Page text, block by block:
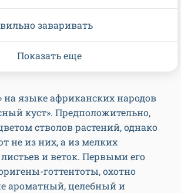
на языке африканских народов
куст». Предположительно,
стволов растений, однако
не из них, а из мелких
и веток. Первыми его
готтентоты, охотно
ароматный, целебный и
заваривать
Показать еще